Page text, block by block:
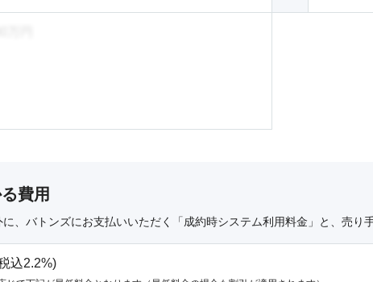
費用
、バトンズにお支払いいただく「成約時システム利用料金」と、売り
込2.2%)